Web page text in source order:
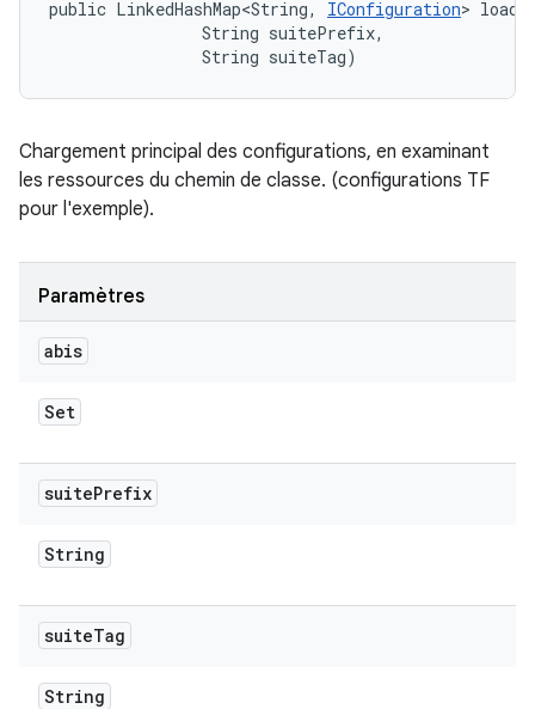
public LinkedHashMap<String, IConfiguration>
                String suitePrefix,
                String suiteTag)
Chargement principal des configurations, en examinant
les ressources du chemin de classe. (configurations TF
pour l'exemple).
Paramètres
abis
Set
suitePrefix
String
suiteTag
String